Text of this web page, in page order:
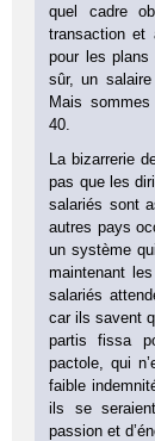
quel cadre
transaction et
pour les plans
sûr, un
Mais
40.
La bizarrerie
pas que les
salariés sont
autres pays
un système
maintenant
salariés
car ils savent
partis fissa
pactole, qui
faible
ils se
passion et